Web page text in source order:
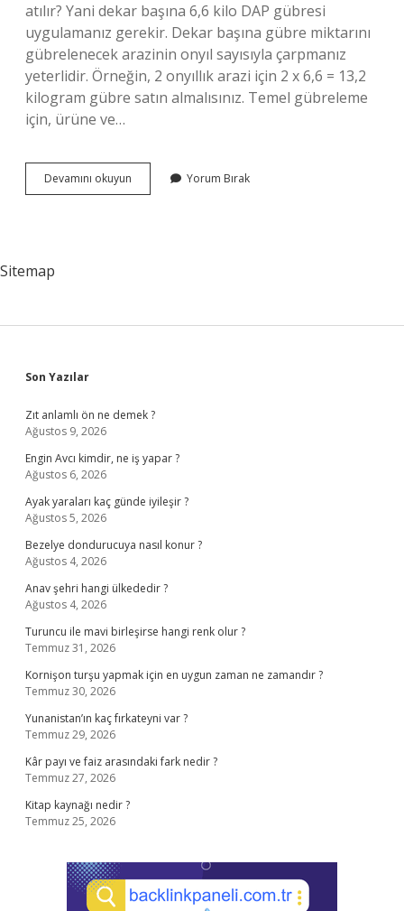
atılır? Yani dekar başına 6,6 kilo DAP gübresi
uygulamanız gerekir. Dekar başına gübre miktarını
gübrelenecek arazinin onyıl sayısıyla çarpmanız
yeterlidir. Örneğin, 2 onyıllık arazi için 2 x 6,6 = 13,2
kilogram gübre satın almalısınız. Temel gübreleme
için, ürüne ve…
Devamını okuyun
Gübresi
Yorum Bırak
Sitemap
Sidebar
Son Yazılar
Zıt anlamlı ön ne demek ?
Ağustos 9, 2026
Engin Avcı kimdir, ne iş yapar ?
Ağustos 6, 2026
Ayak yaraları kaç günde iyileşir ?
Ağustos 5, 2026
Bezelye dondurucuya nasıl konur ?
Ağustos 4, 2026
Anav şehri hangi ülkededir ?
Ağustos 4, 2026
Turuncu ile mavi birleşirse hangi renk olur ?
Temmuz 31, 2026
Kornişon turşu yapmak için en uygun zaman ne zamandır ?
Temmuz 30, 2026
Yunanistan’ın kaç fırkateyni var ?
Temmuz 29, 2026
Kâr payı ve faiz arasındaki fark nedir ?
Temmuz 27, 2026
Kitap kaynağı nedir ?
Temmuz 25, 2026